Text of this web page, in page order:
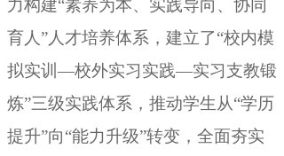
力构建“素养为本、实践导向、协同
育人”人才培养体系，建立了“校内模
拟实训—校外实习实践—实习支教锻
炼”三级实践体系 ， 推动学生从“学历
提升”向“能力升级”转变，全面夯实